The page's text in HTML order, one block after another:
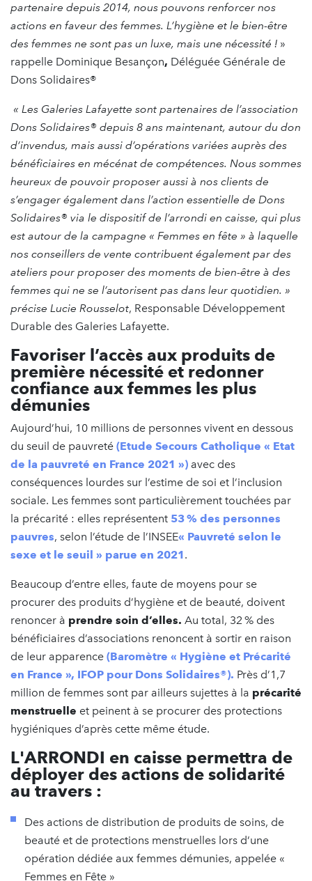
partenaire depuis 2014, nous pouvons renforcer nos
actions en faveur des femmes. L’hygiène et le bien-être
des femmes ne sont pas un luxe, mais une nécessité ! »
rappelle Dominique Besançon, Déléguée Générale de
Dons Solidaires®
« Les Galeries Lafayette sont partenaires de l’association
Dons Solidaires® depuis 8 ans maintenant, autour du don
d’invendus, mais aussi d’opérations variées auprès des
bénéficiaires en mécénat de compétences. Nous sommes
heureux de pouvoir proposer aussi à nos clients de
s’engager également dans l’action essentielle de Dons
Solidaires® via le dispositif de l’arrondi en caisse, qui plus
est autour de la campagne « Femmes en fête » à laquelle
nos conseillers de vente contribuent également par des
ateliers pour proposer des moments de bien-être à des
femmes qui ne se l’autorisent pas dans leur quotidien. »
précise Lucie Rousselot, Responsable Développement
Durable des Galeries Lafayette.
Favoriser l’accès aux produits de
première nécessité et redonner
confiance aux femmes les plus
démunies
Aujourd’hui, 10 millions de personnes vivent en dessous
du seuil de pauvreté (Etude Secours Catholique « Etat
de la pauvreté en France 2021 ») avec des
conséquences lourdes sur l’estime de soi et l’inclusion
sociale. Les femmes sont particulièrement touchées par
la précarité : elles représentent 53 % des personnes
pauvres, selon l’étude de l’INSEE« Pauvreté selon le
sexe et le seuil » parue en 2021.
Beaucoup d’entre elles, faute de moyens pour se
procurer des produits d’hygiène et de beauté, doivent
renoncer à prendre soin d’elles. Au total, 32 % des
bénéficiaires d’associations renoncent à sortir en raison
de leur apparence (Baromètre « Hygiène et Précarité
en France », IFOP pour Dons Solidaires®). Près d’1,7
million de femmes sont par ailleurs sujettes à la précarité
menstruelle et peinent à se procurer des protections
hygiéniques d’après cette même étude.
L'ARRONDI en caisse permettra de
déployer des actions de solidarité
au travers :
Des actions de distribution de produits de soins, de
beauté et de protections menstruelles lors d’une
opération dédiée aux femmes démunies, appelée «
Femmes en Fête »